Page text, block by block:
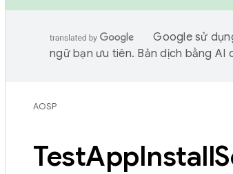
Google sử
ngữ bạn ưu tiên. Bản dịch bằng AI
AOSP
TestAppInstall